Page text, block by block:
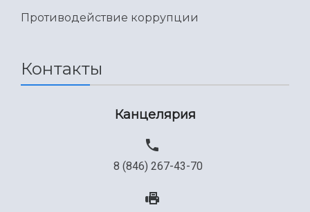
Противодействие коррупции
Контакты
Канцелярия
8 (846) 267-43-70